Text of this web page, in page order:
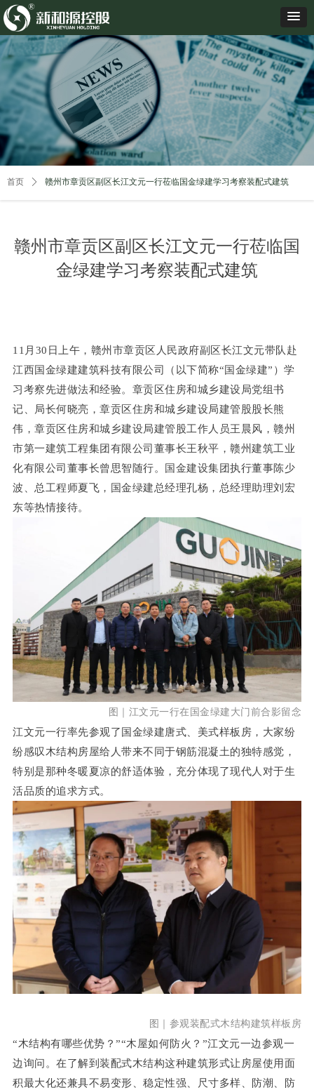
赣州市章贡区副区长江文元一行莅临国
金绿建学习考察装配式建筑
11月30日上午，赣州市章贡区人民政府副区长江文元带队赴
江西国金绿建建筑科技有限公司（以下简称“国金绿建”）学
习考察先进做法和经验。章贡区住房和城乡建设局党组书
记、局长何晓亮，章贡区住房和城乡建设局建管股股长熊
伟，章贡区住房和城乡建设局建管股工作人员王晨风，赣州
市第一建筑工程集团有限公司董事长王秋平，赣州建筑工业
化有限公司董事长曾思智随行。国金建设集团执行董事陈少
波、总工程师夏飞，国金绿建总经理孔杨，总经理助理刘宏
东等热情接待。
图｜江文元一行在国金绿建大门前合影留念
江文元一行率先参观了国金绿建唐式、美式样板房，大家纷
纷感叹木结构房屋给人带来不同于钢筋混凝土的独特感觉，
特别是那种冬暖夏凉的舒适体验，充分体现了现代人对于生
活品质的追求方式。
图｜参观装配式木结构建筑样板房
“木结构有哪些优势？”“木屋如何防火？”江文元一边参观一
边询问。在了解到装配式木结构这种建筑形式让房屋使用面
积最大化还兼具不易变形、稳定性强、尺寸多样、防潮、防
首页 ꄲ 赣州市章贡区副区长江文元一行莅临国金绿建学习考察装配式建筑